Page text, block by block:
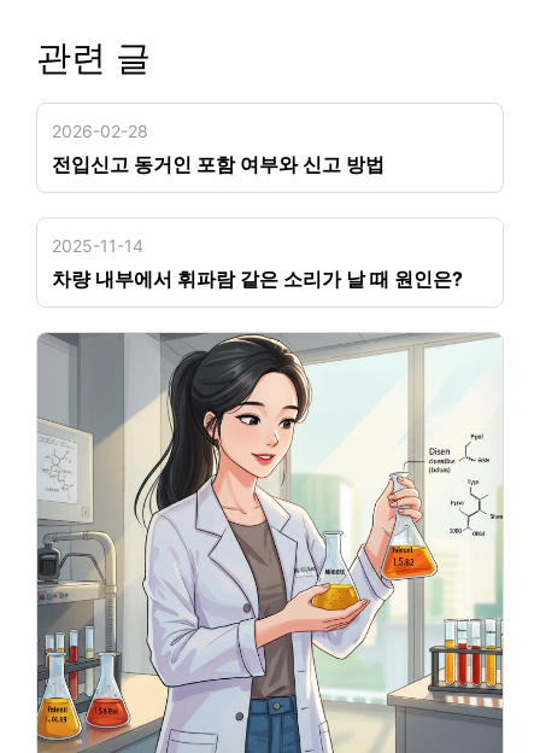
관련 글
2026-02-28
전입신고 동거인 포함 여부와 신고 방법
2025-11-14
차량 내부에서 휘파람 같은 소리가 날 때 원인은?